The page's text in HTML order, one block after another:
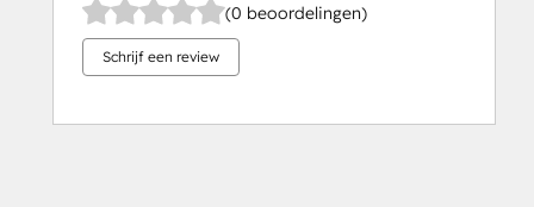
(0 beoordelingen)
Schrijf een review